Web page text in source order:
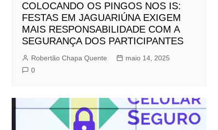
COLOCANDO OS PINGOS NOS IS:
FESTAS EM JAGUARIÚNA EXIGEM
MAIS RESPONSABILIDADE COM A
SEGURANÇA DOS PARTICIPANTES
Robertão Chapa Quente
maio 14, 2025
0